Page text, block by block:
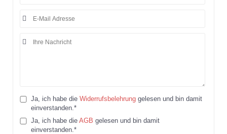
Ja, ich habe die Widerrufsbelehrung gelesen und bin damit
einverstanden.*
Ja, ich habe die AGB gelesen und bin damit
einverstanden.*